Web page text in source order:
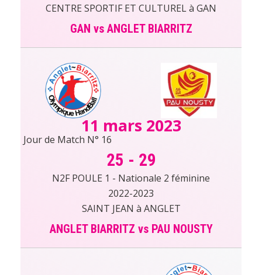
CENTRE SPORTIF ET CULTUREL à GAN
GAN vs ANGLET BIARRITZ
11 mars 2023
Jour de Match N° 16
25 - 29
N2F POULE 1 - Nationale 2 féminine
2022-2023
SAINT JEAN à ANGLET
ANGLET BIARRITZ vs PAU NOUSTY